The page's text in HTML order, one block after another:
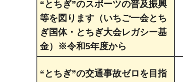
“とちぎ”のスポーツの普及振興
等を図ります（いちご一会とち
ぎ国体・とちぎ大会レガシー基
金）※令和5年度から
“とちぎ”の交通事故ゼロを目指